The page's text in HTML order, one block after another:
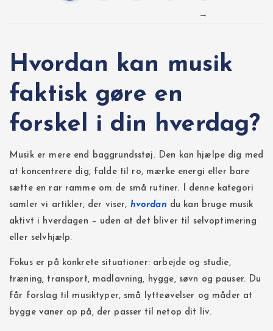
d
l
æ
g
s
i
d
d
→
Hvordan kan musik
faktisk gøre en
forskel i din hverdag?
Musik er mere end baggrundsstøj. Den kan hjælpe dig med
at koncentrere dig, falde til ro, mærke energi eller bare
sætte en rar ramme om de små rutiner. I denne kategori
samler vi artikler, der viser, hvordan du kan bruge musik
aktivt i hverdagen – uden at det bliver til selvoptimering
eller selvhjælp.
Fokus er på konkrete situationer: arbejde og studie,
træning, transport, madlavning, hygge, søvn og pauser. Du
får forslag til musiktyper, små lytteøvelser og måder at
bygge vaner op på, der passer til netop dit liv.